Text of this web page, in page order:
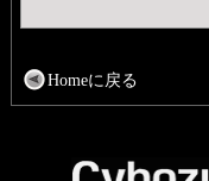
Homeに戻る